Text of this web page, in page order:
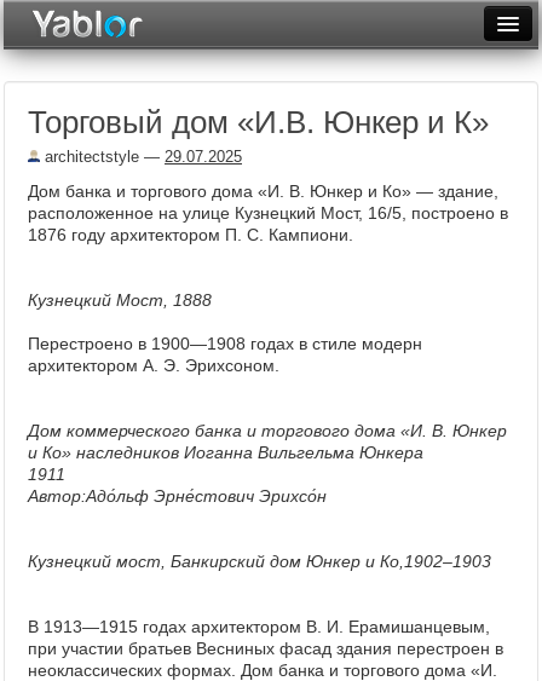
Неделя
Рейтинги
Видеотоп
Торговый дом «И.В. Юнкер и К»
architectstyle — 29.07.2025
Дом банка и торгового дома «И. В. Юнкер и Ко» — здание,
расположенное на улице Кузнецкий Мост, 16/5, построено в
1876 году архитектором П. С. Кампиони.
Кузнецкий Мост, 1888
Перестроено в 1900—1908 годах в стиле модерн
архитектором А. Э. Эрихсоном.
Дом коммерческого банка и торгового дома «И. В. Юнкер
и Ко» наследников Иоганна Вильгельма Юнкера
1911
Автор:Адо́льф Эрне́стович Эрихсо́н
Кузнецкий мост, Банкирский дом Юнкер и Ко,1902–1903
В 1913—1915 годах архитектором В. И. Ерамишанцевым,
при участии братьев Весниных фасад здания перестроен в
неоклассических формах. Дом банка и торгового дома «И.